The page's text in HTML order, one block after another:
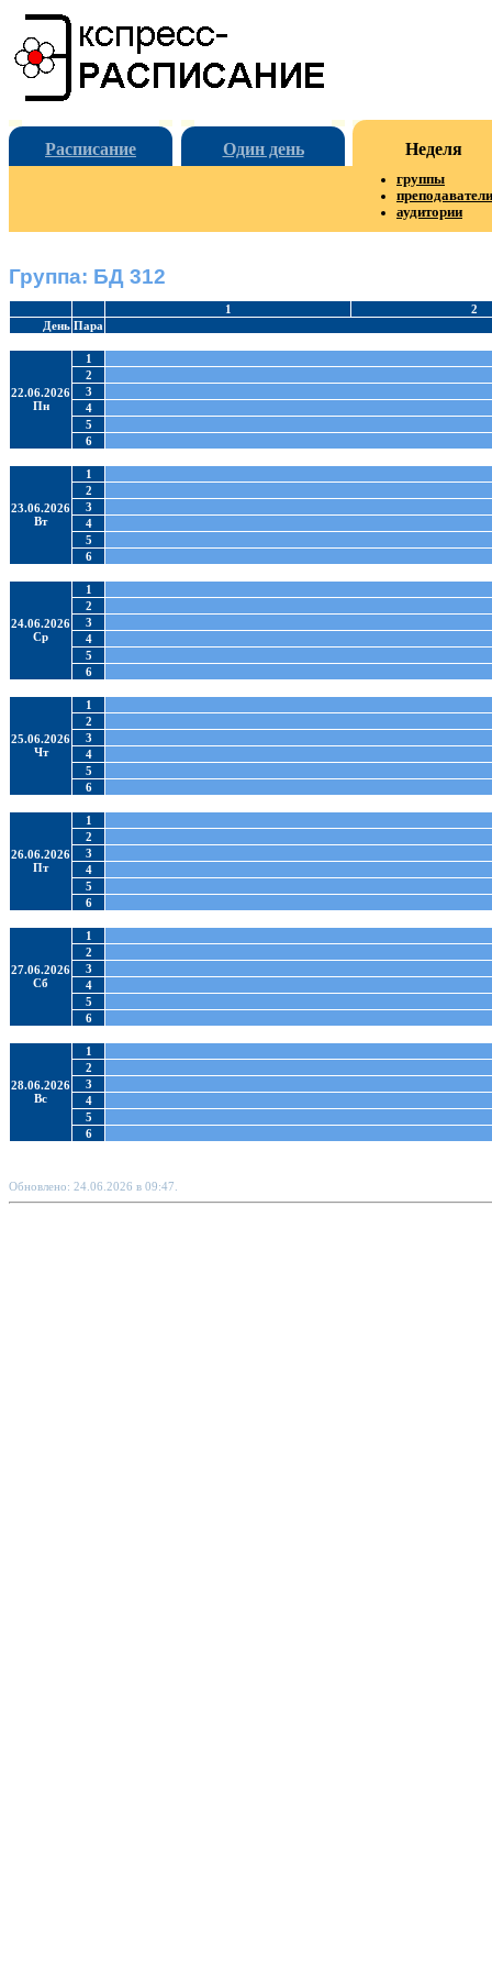
Расписание Один день Неделя
группы
преподаватели
аудитории
Группа: БД 312
1
2
День Пара
22.06.2026
Пн
1
2
3
4
5
6
23.06.2026
Вт
1
2
3
4
5
6
24.06.2026
Ср
1
2
3
4
5
6
25.06.2026
Чт
1
2
3
4
5
6
26.06.2026
Пт
1
2
3
4
5
6
27.06.2026
Сб
1
2
3
4
5
6
28.06.2026
Вс
1
2
3
4
5
6
Обновлено: 24.06.2026 в 09:47.